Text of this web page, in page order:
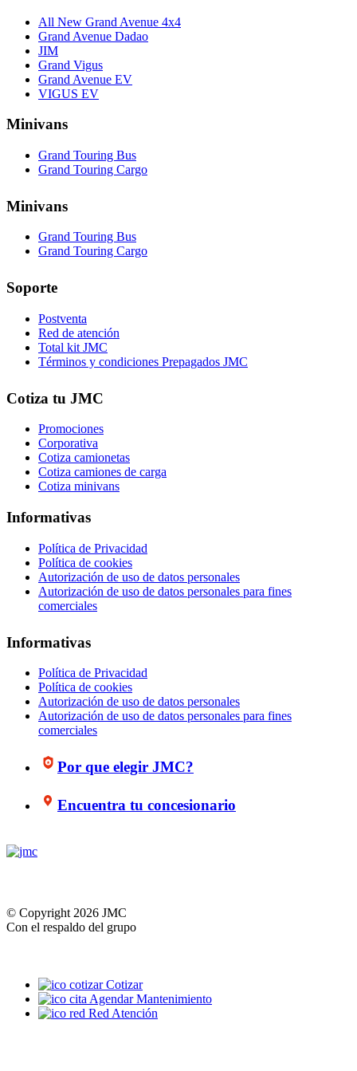
All New Grand Avenue 4x4
Grand Avenue Dadao
JIM
Grand Vigus
Grand Avenue EV
VIGUS EV
Minivans
Grand Touring Bus
Grand Touring Cargo
Minivans
Grand Touring Bus
Grand Touring Cargo
Soporte
Postventa
Red de atención
Total kit JMC
Términos y condiciones Prepagados JMC
Cotiza tu JMC
Promociones
Corporativa
Cotiza camionetas
Cotiza camiones de carga
Cotiza minivans
Informativas
Política de Privacidad
Política de cookies
Autorización de uso de datos personales
Autorización de uso de datos personales para fines
comerciales
Informativas
Política de Privacidad
Política de cookies
Autorización de uso de datos personales
Autorización de uso de datos personales para fines
comerciales
Por que elegir JMC?
Encuentra tu concesionario
© Copyright 2026 JMC
Con el respaldo del grupo
Cotizar
Agendar Mantenimiento
Red Atención